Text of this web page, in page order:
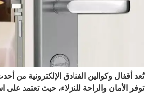
تُعد أقفال وكوالين الفنادق الإلكترونية من
توفر الأمان والراحة للنزلاء، حيث تعتمد على